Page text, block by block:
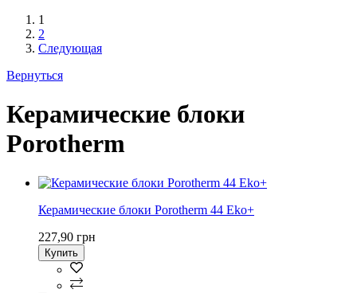
1
2
Следующая
Вернуться
Керамические блоки
Porotherm
Керамические блоки Porotherm 44 Eko+
227,90 грн
Купить